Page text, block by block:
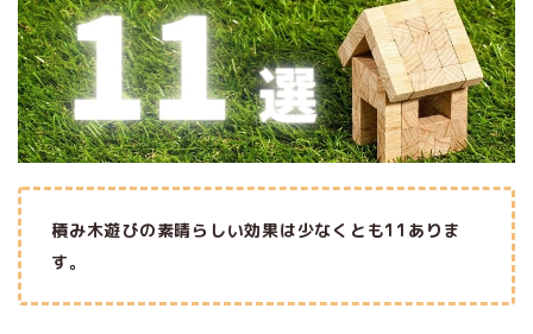
積み木遊びの素晴らしい効果は少なくとも11ありま
す。